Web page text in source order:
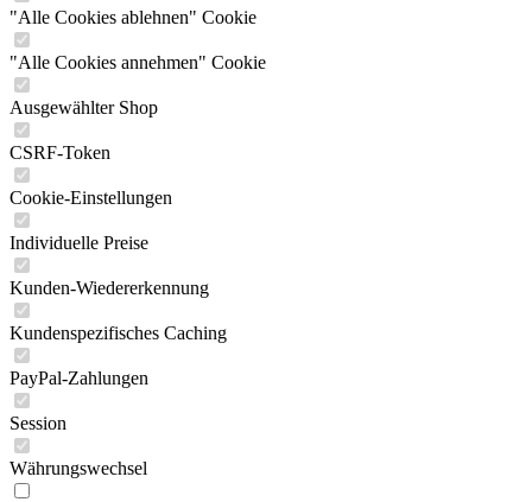
"Alle Cookies ablehnen" Cookie
"Alle Cookies annehmen" Cookie
Ausgewählter Shop
CSRF-Token
Cookie-Einstellungen
Individuelle Preise
Kunden-Wiedererkennung
Kundenspezifisches Caching
PayPal-Zahlungen
Session
Währungswechsel